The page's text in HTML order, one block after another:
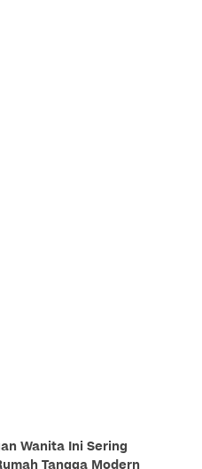
Wanita Ini Sering
Tangga Modern